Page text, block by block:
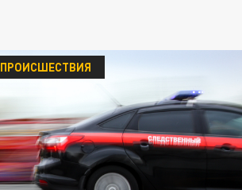
ПРОИСШЕСТВИЯ